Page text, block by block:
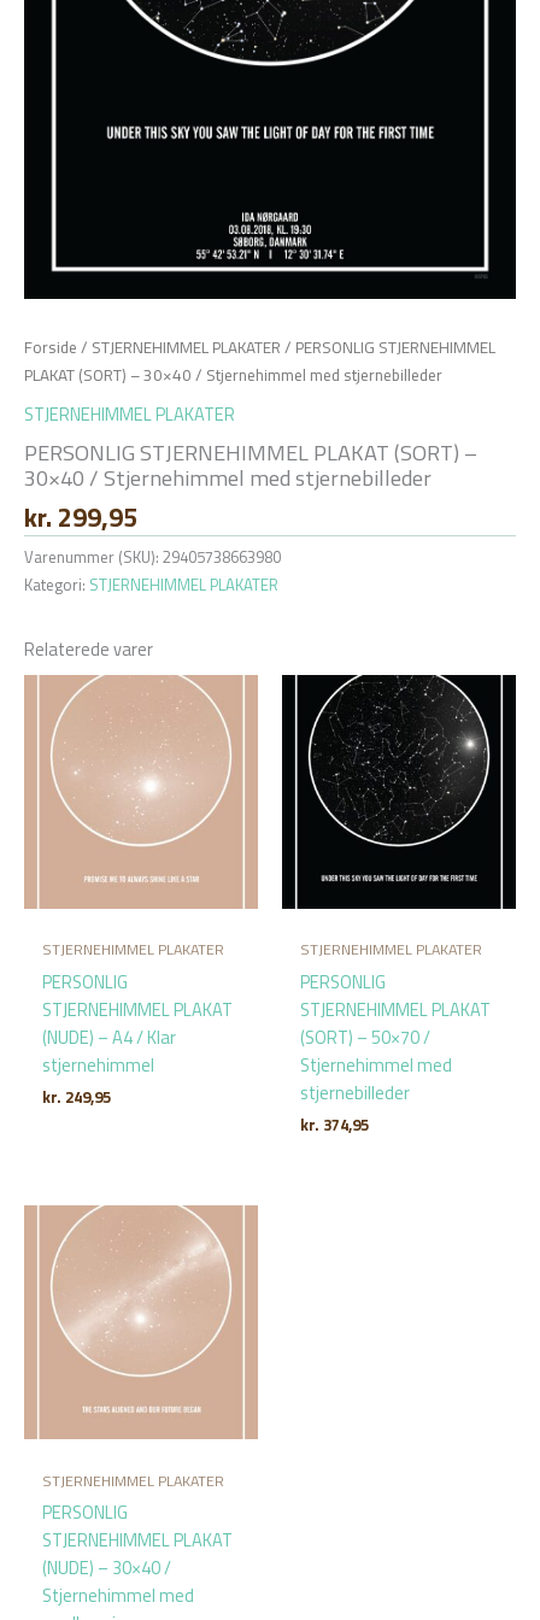
Forside / STJERNEHIMMEL PLAKATER / PERSONLIG STJERNEHIMMEL
PLAKAT (SORT) – 30×40 / Stjernehimmel med stjernebilleder
STJERNEHIMMEL PLAKATER
PERSONLIG STJERNEHIMMEL PLAKAT (SORT) –
30×40 / Stjernehimmel med stjernebilleder
kr. 299,95
Varenummer (SKU): 29405738663980
Kategori: STJERNEHIMMEL PLAKATER
Relaterede varer
STJERNEHIMMEL PLAKATER
PERSONLIG
STJERNEHIMMEL PLAKAT
(NUDE) – A4 / Klar
stjernehimmel
kr. 249,95
STJERNEHIMMEL PLAKATER
PERSONLIG
STJERNEHIMMEL PLAKAT
(SORT) – 50×70 /
Stjernehimmel med
stjernebilleder
kr. 374,95
STJERNEHIMMEL PLAKATER
PERSONLIG
STJERNEHIMMEL PLAKAT
(NUDE) – 30×40 /
Stjernehimmel med